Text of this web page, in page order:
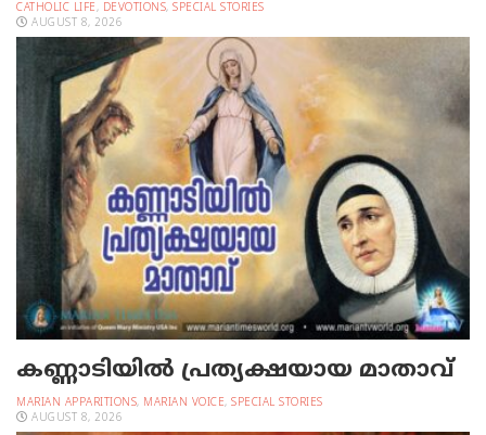
CATHOLIC LIFE, DEVOTIONS, SPECIAL STORIES
AUGUST 8, 2026
കണ്ണാടിയില്‍ പ്രത്യക്ഷയായ മാതാവ്
MARIAN APPARITIONS, MARIAN VOICE, SPECIAL STORIES
AUGUST 8, 2026